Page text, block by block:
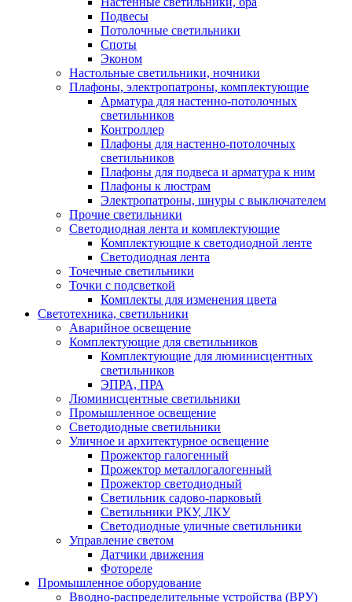
Подвесы
Потолочные светильники
Споты
Эконом
Настольные светильники, ночники
Плафоны, электропатроны, комплектующие
Арматура для настенно-потолочных
светильников
Контроллер
Плафоны для настенно-потолочных
светильников
Плафоны для подвеса и арматура к ним
Плафоны к люстрам
Электропатроны, шнуры с выключателем
Прочие светильники
Светодиодная лента и комплектующие
Комплектующие к светодиодной ленте
Светодиодная лента
Точечные светильники
Точки с подсветкой
Комплекты для изменения цвета
Светотехника, светильники
Аварийное освещение
Комплектующие для светильников
Комплектующие для люминисцентных
светильников
ЭПРА, ПРА
Люминисцентные светильники
Промышленное освещение
Светодиодные светильники
Уличное и архитектурное освещение
Прожектор галогенный
Прожектор металлогалогенный
Прожектор светодиодный
Светильник садово-парковый
Светильники РКУ, ЛКУ
Светодиодные уличные светильники
Управление светом
Датчики движения
Фотореле
Промышленное оборудование
Вводно-распределительные устройства (ВРУ)